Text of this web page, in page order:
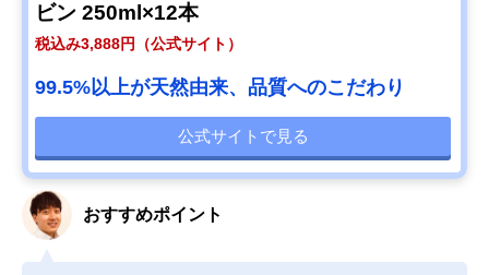
ビン 250ml×12本
税込み3,888円（公式サイト）
99.5%以上が天然由来、品質へのこだわり
公式サイトで見る
おすすめポイント